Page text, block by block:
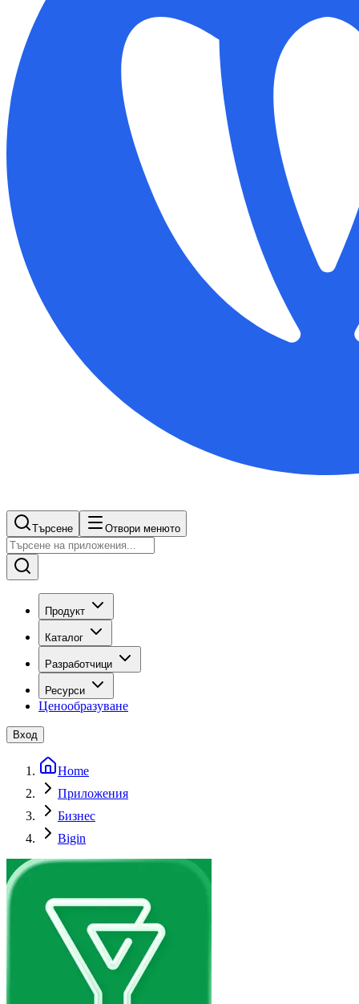
Търсене Отвори менюто
Продукт
Каталог
Разработчици
Ресурси
Ценообразуване
Вход
Home
Приложения
Бизнес
Bigin